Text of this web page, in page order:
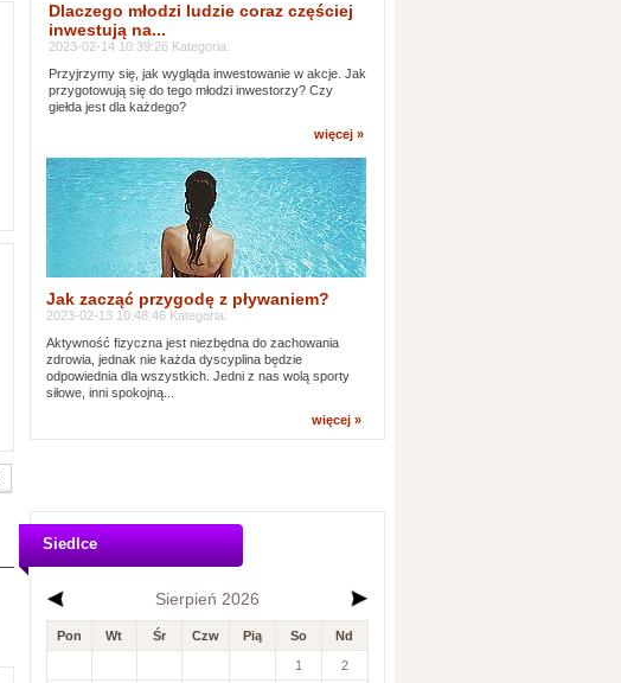
Dlaczego młodzi ludzie coraz częściej
inwestują na...
2023-02-14 10:39:26 Kategoria:
Przyjrzymy się, jak wygląda inwestowanie w akcje. Jak
przygotowują się do tego młodzi inwestorzy? Czy
giełda jest dla każdego?
więcej »
Jak zacząć przygodę z pływaniem?
2023-02-13 10:48:46 Kategoria:
Aktywność fizyczna jest niezbędna do zachowania
zdrowia, jednak nie każda dyscyplina będzie
odpowiednia dla wszystkich. Jedni z nas wolą sporty
siłowe, inni spokojną...
więcej »
Siedlce
Sierpień 2026
Pon Wt Śr Czw Pią So Nd
1 2